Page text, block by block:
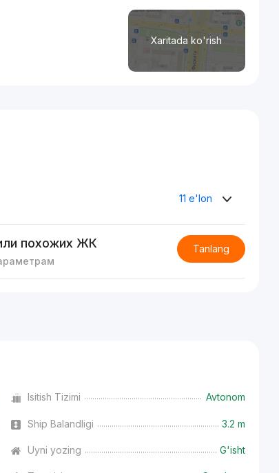
Xaritada ko'rish
11 e'lon
похожих ЖК Tanlang
Isitish Tizimi Avtonom
Ship Balandligi 3.2 m
Uyni yozing G'isht